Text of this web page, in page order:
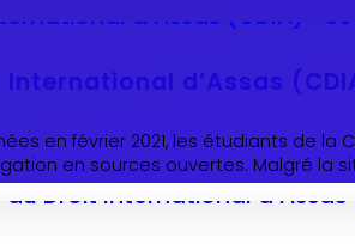
d’Assas
en février 2021, les étudiants de
en sources ouvertes. Malgré la